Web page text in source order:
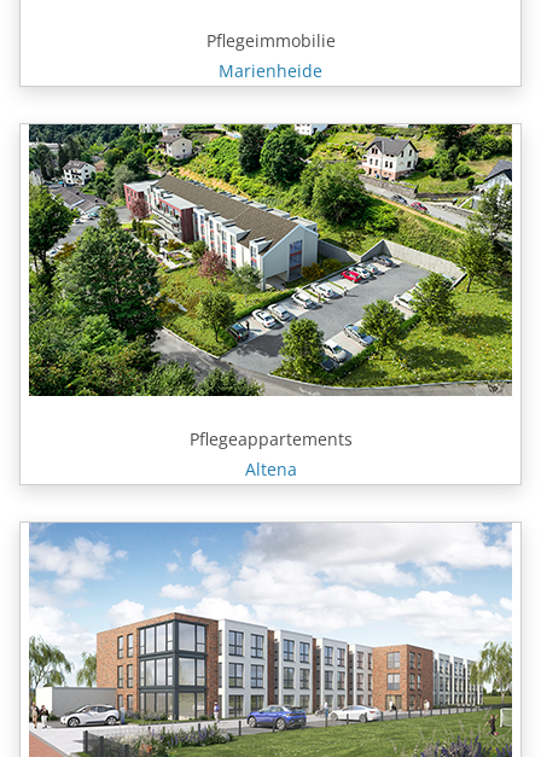
Pflegeimmobilie
Marienheide
Pflegeappartements
Altena